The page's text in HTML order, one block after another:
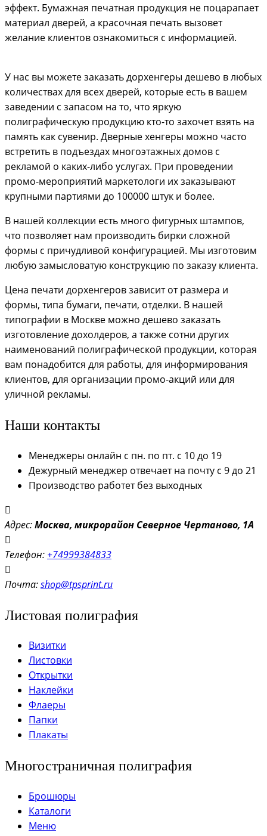
эффект. Бумажная печатная продукция не поцарапает
материал дверей, а красочная печать вызовет
желание клиентов ознакомиться с информацией.
У нас вы можете заказать дорхенгеры дешево в любых
количествах для всех дверей, которые есть в вашем
заведении с запасом на то, что яркую
полиграфическую продукцию кто-то захочет взять на
память как сувенир. Дверные хенгеры можно часто
встретить в подъездах многоэтажных домов с
рекламой о каких-либо услугах. При проведении
промо-мероприятий маркетологи их заказывают
крупными партиями до 100000 штук и более.
В нашей коллекции есть много фигурных штампов,
что позволяет нам производить бирки сложной
формы с причудливой конфигурацией. Мы изготовим
любую замысловатую конструкцию по заказу клиента.
Цена печати дорхенгеров зависит от размера и
формы, типа бумаги, печати, отделки. В нашей
типографии в Москве можно дешево заказать
изготовление дохолдеров, а также сотни других
наименований полиграфической продукции, которая
вам понадобится для работы, для информирования
клиентов, для организации промо-акций или для
уличной рекламы.
Наши контакты
Менеджеры онлайн с пн. по пт. с 10 до 19
Дежурный менеджер отвечает на почту с 9 до 21
Производство работет без выходных
Адрес:Москва, микрорайон Северное Чертаново, 1А
Телефон: +74999384833
Почта:shop@tpsprint.ru
Листовая полиграфия
Визитки
Листовки
Открытки
Наклейки
Флаеры
Папки
Плакаты
Многостраничная полиграфия
Брошюры
Каталоги
Меню